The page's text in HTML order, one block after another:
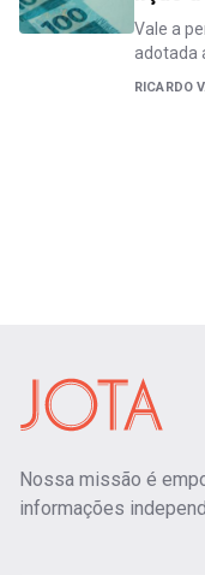
Vale a
adotada
RICARDO
Nossa missão é
informações